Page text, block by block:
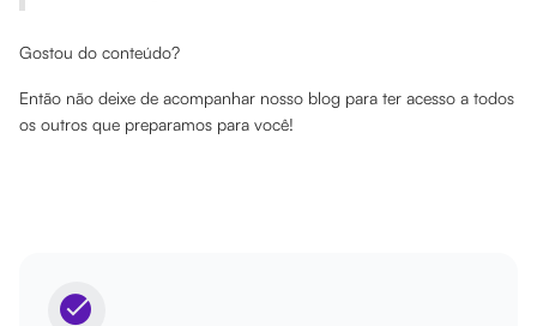
Gostou do conteúdo?
Então não deixe de acompanhar nosso blog para ter acesso a todos
os outros que preparamos para você!